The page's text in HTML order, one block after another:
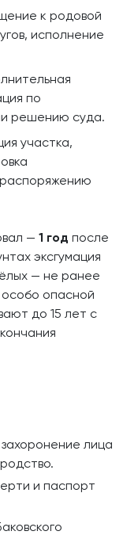
к родовой
исполнение
по
решению суда.
участка,
— 1 год после
эксгумация
— не ранее
особо опасной
до 15 лет с
лица
и паспорт